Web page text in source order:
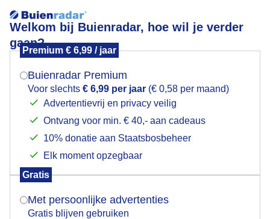
Welkom bij Buienradar, hoe wil je verder
gaan?
Premium € 6,99 / jaar
Buienradar Premium
Voor slechts € 6,99 per jaar (€ 0,58 per maand)
Advertentievrij en privacy veilig
Ontvang voor min. € 40,- aan cadeaus
10% donatie aan Staatsbosbeheer
Elk moment opzegbaar
Gratis
Met persoonlijke advertenties
Gratis blijven gebruiken
Donkere wolken boven de haven Enkhuizen
Mogen we je locatie gebruiken voor het
Indien je hier nog geen akkoord op hebt gegeven,
verschijnt er zo een pop-up uit je browser waarin
Is goed, toon de popup